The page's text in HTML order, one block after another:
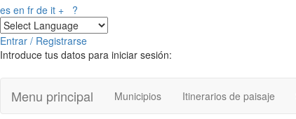
es en fr de it + ?
Entrar / Registrarse
Introduce tus datos para iniciar sesión:
Menu principal Municipios Itinerarios de paisaje